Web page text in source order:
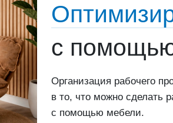
с
Организация рабочего
в то, что можно сделать
с помощью мебели.